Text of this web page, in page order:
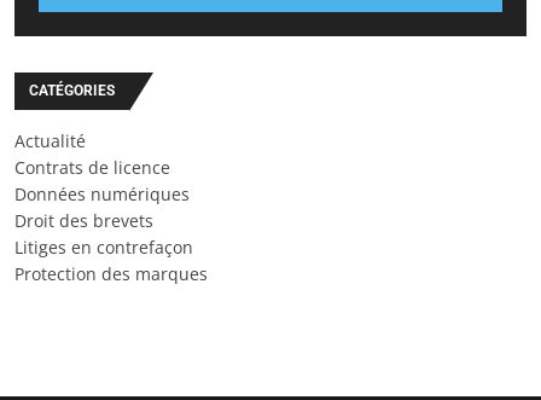
CATÉGORIES
Actualité
Contrats de licence
Données numériques
Droit des brevets
Litiges en contrefaçon
Protection des marques